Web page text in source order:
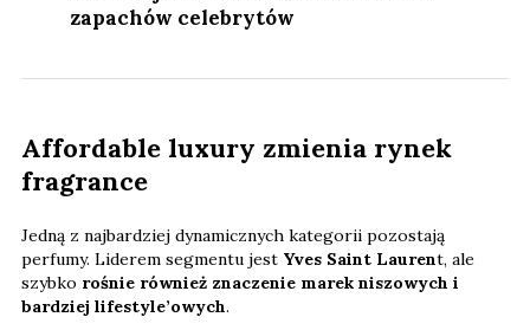
zapachów celebrytów
Affordable luxury zmienia rynek
fragrance
Jedną z najbardziej dynamicznych kategorii pozostają
perfumy. Liderem segmentu jest Yves Saint Laurent, ale
szybko rośnie również znaczenie marek niszowych i
bardziej lifestyle’owych.